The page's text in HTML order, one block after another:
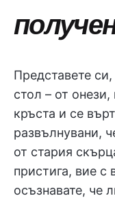
Представете
стол – от
кръста и се
развълнувани,
от стария
пристига, вие с
осъзнавате, че